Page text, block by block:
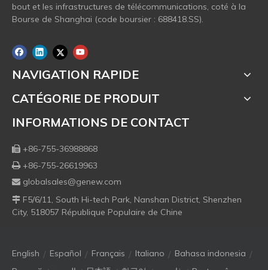
bout et les infrastructures de télécommunications, coté à la
Bourse de Shanghai (code boursier : 688418.SS).
NAVIGATION RAPIDE
CATÉGORIE DE PRODUIT
INFORMATIONS DE CONTACT
 +86-755-36988868
 +86-755-26619963
 globalsales@genew.com
 F5/6/11, South Hi-tech Park, Nanshan District, Shenzhen
City, 518057 République Populaire de Chine
English / Español / Français / Italiano / Bahasa indonesia /